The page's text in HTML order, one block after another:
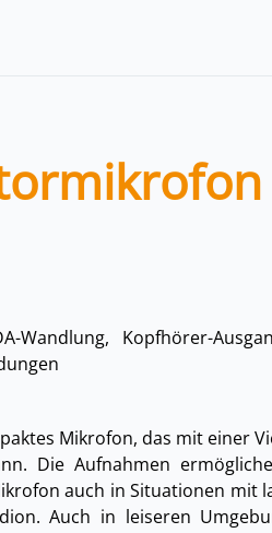
Wandlung, Kopfhörer-
Mikrofon, das mit einer
Die Aufnahmen
auch in Situationen mit
Auch in leiseren